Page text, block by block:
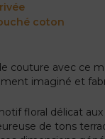
coton
couture avec ce
imaginé et
floral délicat
de tons